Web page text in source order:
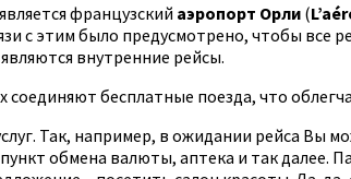
французский аэропорт Орли (
с этим было предусмотрено, чтобы все
внутренние рейсы.
бесплатные поезда, что
Так, например, в ожидании рейса Вы
обмена валюты, аптека и так далее.